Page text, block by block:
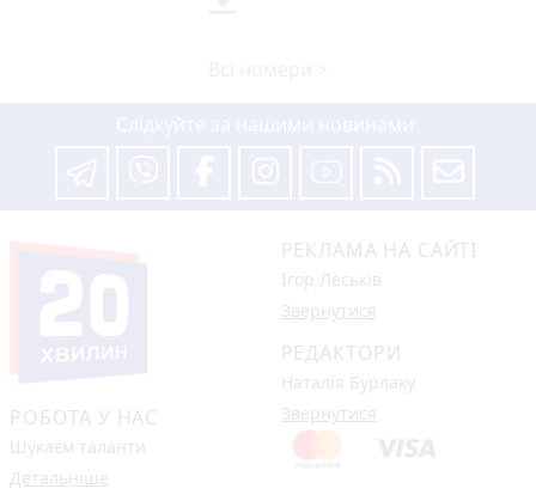
РОБОТА У НАС
Шукаєм таланти
Детальніше
РЕКЛАМА НА САЙТІ
Ігор Леськів
Звернутися
РЕДАКТОРИ
Наталія Бурлаку
Звернутися